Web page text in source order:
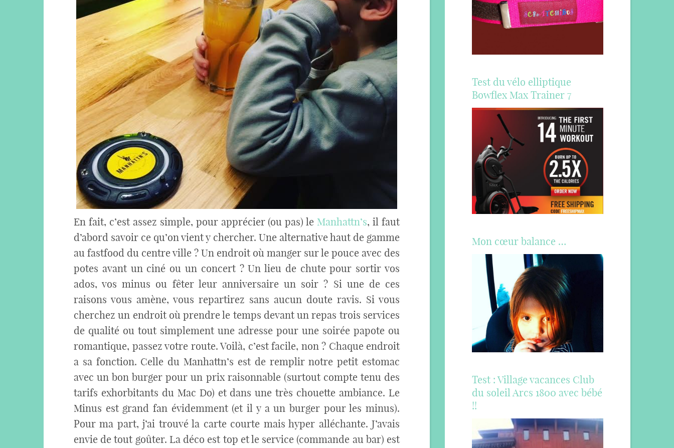
En fait, c’est assez simple, pour apprécier (ou pas) le Manhattn’s, il faut
d’abord savoir ce qu’on vient y chercher. Une alternative haut de gamme
au fastfood du centre ville ? Un endroit où manger sur le pouce avec des
potes avant un ciné ou un concert ? Un lieu de chute pour sortir vos
ados, vos minus ou fêter leur anniversaire un soir ? Si une de ces
raisons vous amène, vous repartirez sans aucun doute ravis. Si vous
cherchez un endroit où prendre le temps devant un repas trois services
de qualité ou tout simplement une adresse pour une soirée papote ou
romantique, passez votre route. Voilà, c’est facile, non ? Chaque endroit
a sa fonction. Celle du Manhattn’s est de remplir notre petit estomac
avec un bon burger pour un prix raisonnable (surtout compte tenu des
tarifs exhorbitants du Mac Do) et dans une très chouette ambiance. Le
Minus est grand fan évidemment (et il y a un burger pour les minus).
Pour ma part, j’ai trouvé la carte courte mais hyper alléchante. J’avais
envie de tout goûter. La déco est top et le service (commande au bar) est
Test du vélo elliptique
Bowflex Max Trainer 7
Mon cœur balance …
Test : Village vacances Club
du soleil Arcs 1800 avec bébé
!!